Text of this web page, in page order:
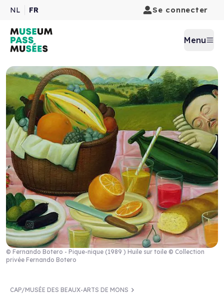
NL FR Se connecter
Menu
© Fernando Botero - Pique-nique (1989 ) Huile sur toile © Collection
privée Fernando Botero
CAP/MUSÉE DES BEAUX-ARTS DE MONS